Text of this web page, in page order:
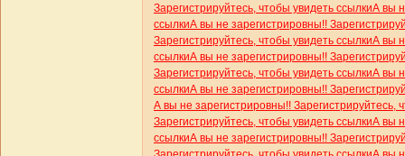
Зарегистрируйтесь, чтобы увидеть ссылкиА вы
ссылкиА вы не зарегистрировны!!
Зарегистрируйтесь, чтобы увидеть ссылкиА вы
ссылкиА вы не зарегистрировны!!
Зарегистрируйтесь, чтобы увидеть ссылкиА вы
ссылкиА вы не зарегистрировны!!
А вы не зарегистрировны!! Зарегистрируйтесь,
Зарегистрируйтесь, чтобы увидеть ссылкиА вы
ссылкиА вы не зарегистрировны!!